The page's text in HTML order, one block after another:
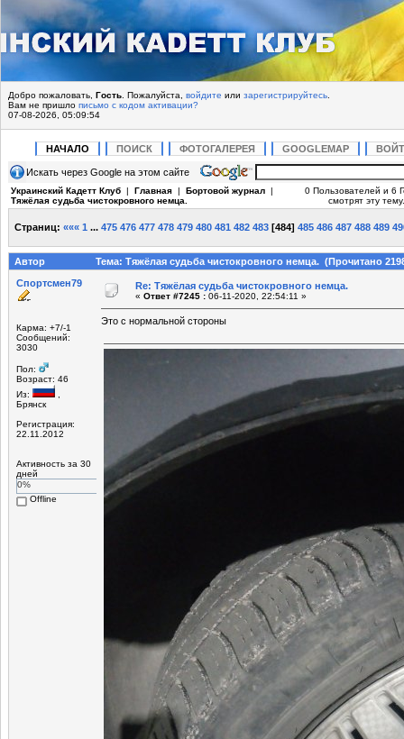
Добро пожаловать, Гость . Пожалуйста, войдите или зарегистрируйтесь
Вам не пришло письмо с кодом активации?
07-08-2026, 05:09:54
НАЧАЛО ПОИСК ФОТОГАЛЕРЕЯ GOOGLEMAP
Искать через Google на этом сайте
Украинский Кадетт Клуб | Главная | Бортовой журнал |
Тяжёлая судьба чистокровного немца.
0 Пользователей и 6
смотрят эту тему.
Страниц: ««« 1 ... 475 476 477 478 479 480 481 482 483 [484] 485 486 487 488 489
Автор
Тема: Тяжёлая судьба чистокровного немца. (Прочитано
Спортсмен79
Карма: +7/-1
Сообщений:
3030
Пол:
Возраст: 46
Из:
Брянск
Регистрация:
22.11.2012
Активность за 30
дней
0%
Offline
Re: Тяжёлая судьба чистокровного немца.
« Ответ #7245 : 06-11-2020, 22:54:11 »
Это с нормальной стороны